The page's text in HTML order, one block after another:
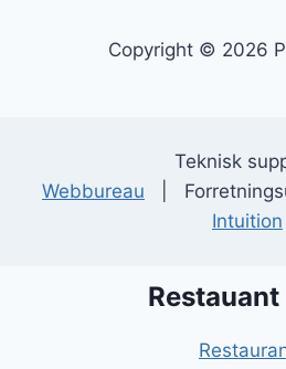
Copyright © 2026
Teknisk
Webbureau |
Intuition